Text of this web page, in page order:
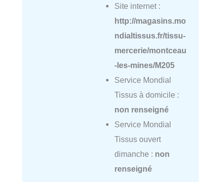
Site internet :
http://magasins.mo
ndialtissus.fr/tissu-
mercerie/montceau
-les-mines/M205
Service Mondial
Tissus à domicile :
non renseigné
Service Mondial
Tissus ouvert
dimanche : non
renseigné